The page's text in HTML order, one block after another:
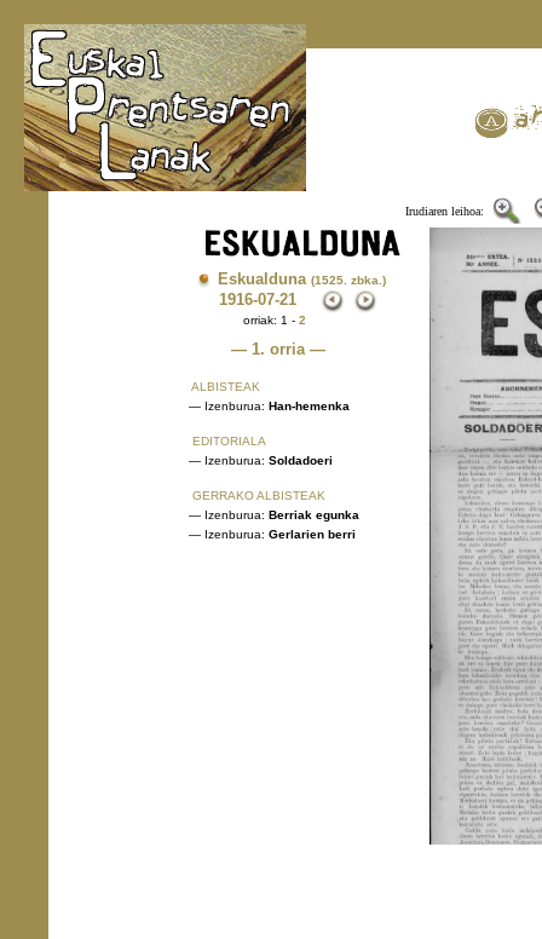
Irudiaren leihoa:
Eskualduna (1525. zbka.)
1916-07-21
orriak: 1 - 2
— 1. orria —
ALBISTEAK
— Izenburua: Han-hemenka
EDITORIALA
— Izenburua: Soldadoeri
GERRAKO ALBISTEAK
— Izenburua: Berriak egunka
— Izenburua: Gerlarien berri